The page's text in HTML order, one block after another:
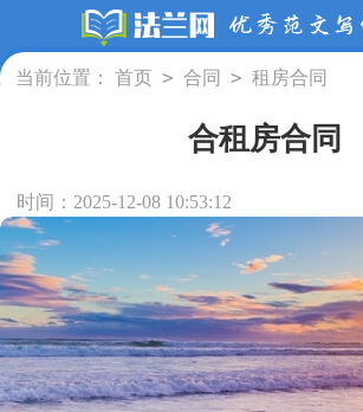
当前位置： 首页 > 合同 > 租房合同
合租房合同
时间：2025-12-08 10:53:12